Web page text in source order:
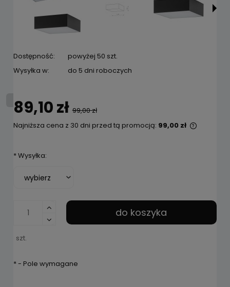
Dostępność:
powyżej 50 szt.
Wysyłka w:
do 5 dni roboczych
89,10 zł 99,00 zł
Najniższa cena z 30 dni przed tą promocją: 99,00 zł
*Wysyłka:
szt.
do koszyka
*- Pole wymagane